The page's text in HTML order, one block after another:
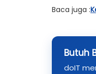
Baca juga :
Butuh
doIT